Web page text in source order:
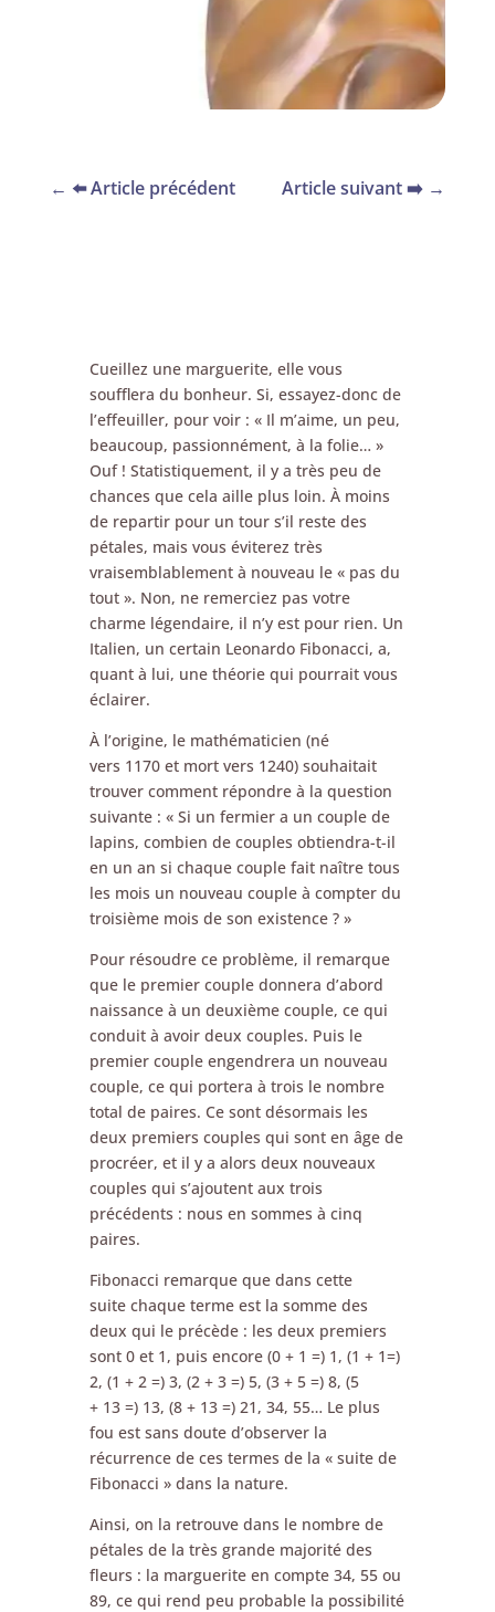
← ⬅️ Article précédent Article suivant ➡️ →
Cueillez une marguerite, elle vous
soufflera du bonheur. Si, essayez-donc de
l’effeuiller, pour voir : « Il m’aime, un peu,
beaucoup, passionnément, à la folie… »
Ouf ! Statistiquement, il y a très peu de
chances que cela aille plus loin. À moins
de repartir pour un tour s’il reste des
pétales, mais vous éviterez très
vraisemblablement à nouveau le « pas du
tout ». Non, ne remerciez pas votre
charme légendaire, il n’y est pour rien. Un
Italien, un certain Leonardo Fibonacci, a,
quant à lui, une théorie qui pourrait vous
éclairer.
À l’origine, le mathématicien (né
vers 1170 et mort vers 1240) souhaitait
trouver comment répondre à la question
suivante : « Si un fermier a un couple de
lapins, combien de couples obtiendra-t-il
en un an si chaque couple fait naître tous
les mois un nouveau couple à compter du
troisième mois de son existence ? »
Pour résoudre ce problème, il remarque
que le premier couple donnera d’abord
naissance à un deuxième couple, ce qui
conduit à avoir deux couples. Puis le
premier couple engendrera un nouveau
couple, ce qui portera à trois le nombre
total de paires. Ce sont désormais les
deux premiers couples qui sont en âge de
procréer, et il y a alors deux nouveaux
couples qui s’ajoutent aux trois
précédents : nous en sommes à cinq
paires.
Fibonacci remarque que dans cette
suite chaque terme est la somme des
deux qui le précède : les deux premiers
sont 0 et 1, puis encore (0 + 1 =) 1, (1 + 1=)
2, (1 + 2 =) 3, (2 + 3 =) 5, (3 + 5 =) 8, (5
+ 13 =) 13, (8 + 13 =) 21, 34, 55… Le plus
fou est sans doute d’observer la
récurrence de ces termes de la « suite de
Fibonacci » dans la nature.
Ainsi, on la retrouve dans le nombre de
pétales de la très grande majorité des
fleurs : la marguerite en compte 34, 55 ou
89, ce qui rend peu probable la possibilité